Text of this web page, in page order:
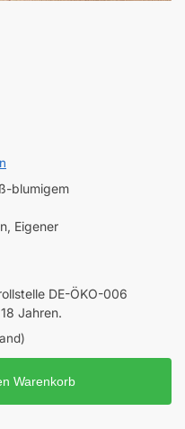
blumigem
Eigener
DE-ÖKO-006
Jahren.
Warenkorb